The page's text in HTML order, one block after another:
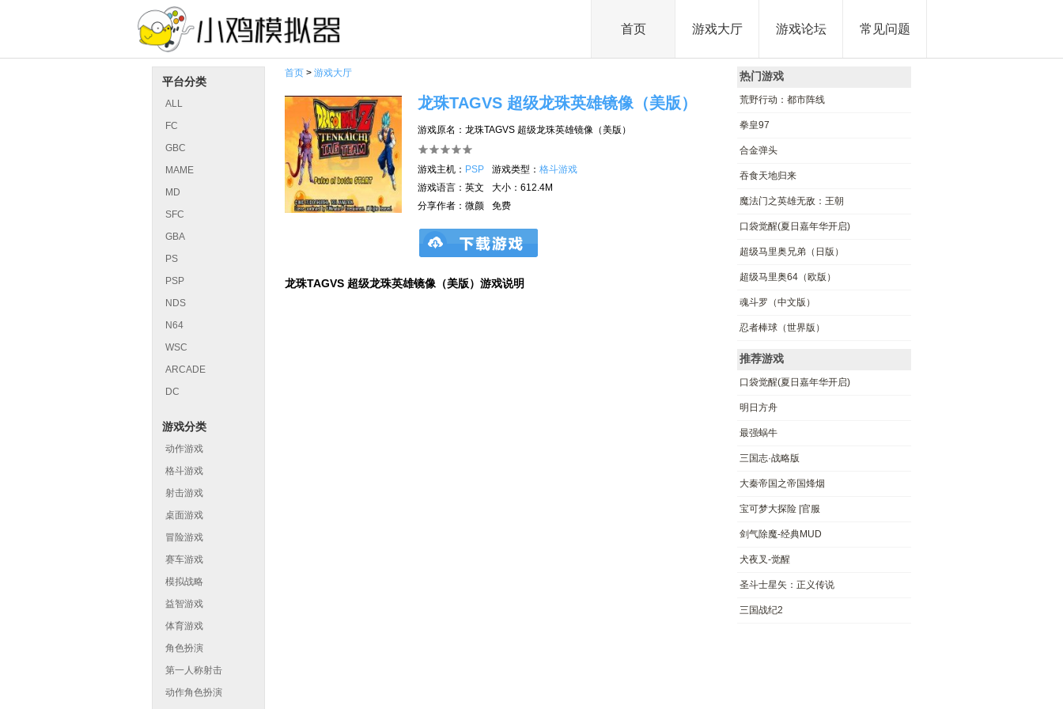
首页 游戏大厅 游戏论坛 常见问题
平台分类
ALL
FC
GBC
MAME
MD
SFC
GBA
PS
PSP
NDS
N64
WSC
ARCADE
DC
游戏分类
动作游戏
格斗游戏
射击游戏
桌面游戏
冒险游戏
赛车游戏
模拟战略
益智游戏
体育游戏
角色扮演
第一人称射击
动作角色扮演
首页 > 游戏大厅
龙珠TAGVS 超级龙珠英雄镜像（美版）
游戏原名：龙珠TAGVS 超级龙珠英雄镜像（美版）
游戏主机： PSP 游戏类型： 格斗游戏
游戏语言：英文
大小：612.4M
分享作者：微颜
免费
龙珠TAGVS 超级龙珠英雄镜像（美版）游戏说明
热门游戏
荒野行动：都市阵线
拳皇97
合金弹头
吞食天地归来
魔法门之英雄无敌：王朝
口袋觉醒(夏日嘉年华开启)
超级马里奥兄弟（日版）
超级马里奥64（欧版）
魂斗罗（中文版）
忍者棒球（世界版）
推荐游戏
口袋觉醒(夏日嘉年华开启)
明日方‪舟
最强蜗牛
三国志·战略版
大秦帝国之帝国烽烟
宝可梦大探险 |官服
剑气除魔-经典MUD
犬夜叉-觉醒
圣斗士星矢：正义传说
三国战纪2